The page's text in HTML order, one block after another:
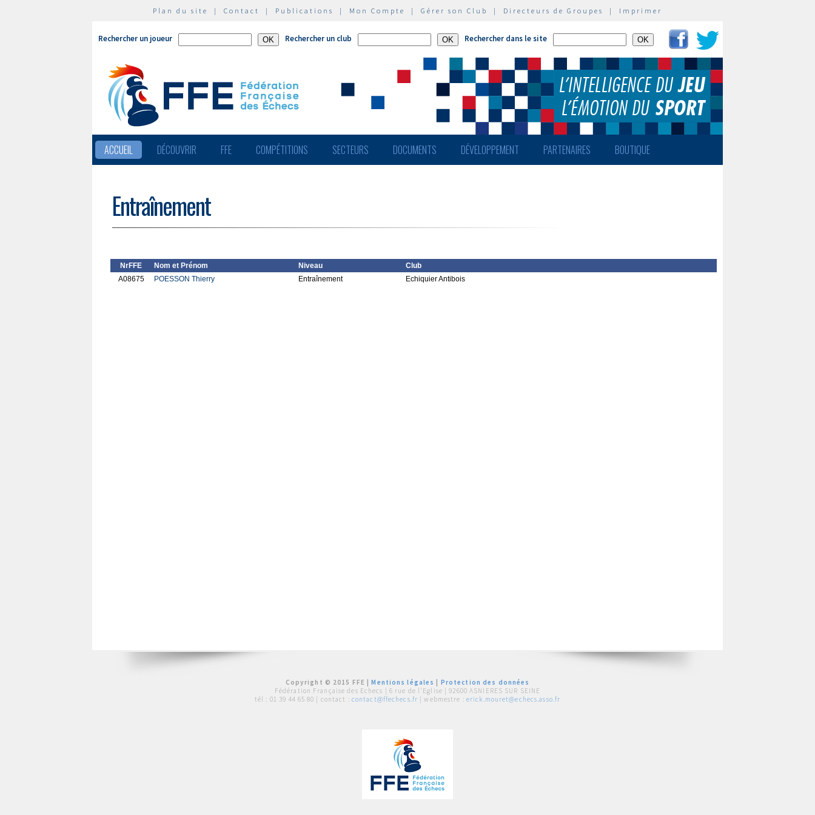
Plan du site | Contact | Publications | Mon Compte | Gérer son Club | Directeurs de Groupes | Imprimer
Rechercher un joueur Rechercher un club Rechercher dans le site
ACCUEIL DÉCOUVRIR FFE COMPÉTITIONS SECTEURS DOCUMENTS DÉVELOPPEMENT PARTENAIRES BOUTIQUE
Entraînement
NrFFE Nom et Prénom Niveau
Club
A08675
POESSON Thierry Entraînement Echiquier Antibois
Copyright © 2015 FFE |Mentions légales
Protection des données
Fédération Française des Echecs | 6 rue de l'Eglise | 92600 ASNIERES SUR SEINE
tél : 01 39 44 65 80 | contact : contact@ffechecs.fr | webmestre : erick.mouret@echecs.asso.fr